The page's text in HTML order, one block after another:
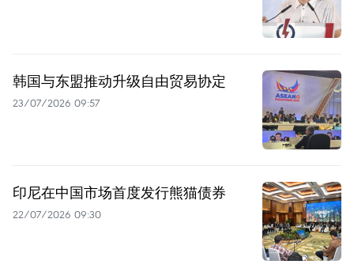
韩国与东盟推动升级自由贸易协定
23/07/2026 09:57
印尼在中国市场首度发行熊猫债券
22/07/2026 09:30